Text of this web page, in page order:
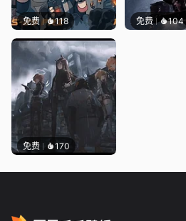
免费 118 免费 104
免费 170